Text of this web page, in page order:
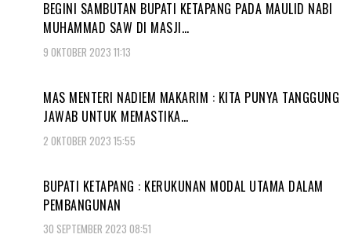
BEGINI SAMBUTAN BUPATI KETAPANG PADA MAULID NABI
MUHAMMAD SAW DI MASJI…
9 OKTOBER 2023 11:13
MAS MENTERI NADIEM MAKARIM : KITA PUNYA TANGGUNG
JAWAB UNTUK MEMASTIKA…
2 OKTOBER 2023 15:55
BUPATI KETAPANG : KERUKUNAN MODAL UTAMA DALAM
PEMBANGUNAN
30 SEPTEMBER 2023 08:51